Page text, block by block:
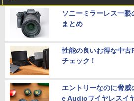
ソニーミラーレス一
まとめ
性能の良いお得な中古
チェック！
エントリーなのに脅
e Audioワイヤレスイ